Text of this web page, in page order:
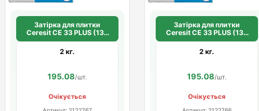
Затірка для плитки
Ceresit СЕ 33 PLUS (134
клінкер)
2 кг.
195.08/шт.
Очікується
Затірка для плитки
Ceresit СЕ 33 PLUS (132
теракотовий)
2 кг.
195.08/шт.
Очікується